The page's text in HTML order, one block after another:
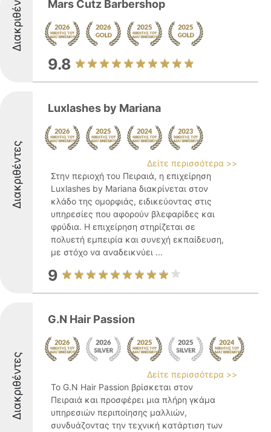
Διακριθέντες Mars Cutz Barbershop
9.8
Διακριθέντες
Luxlashes by Mariana
Δείτε περισσότερα >>
Στην περιοχή του Πειραιά, η επιχείρηση
Luxlashes by Mariana διακρίνεται στον
κλάδο της ομορφιάς, ειδικεύοντας στις
υπηρεσίες που αφορούν βλεφαρίδες και
φρύδια. Η επιχείρηση στηρίζεται σε
πολυετή εμπειρία και συνεχή εκπαίδευση,
με στόχο να αναδεικνύει ...
9
Διακριθέντες
G.N Hair Passion
Δείτε περισσότερα >>
Το G.N Hair Passion βρίσκεται στον
Πειραιά και προσφέρει μια πλήρη γκάμα
υπηρεσιών περιποίησης μαλλιών,
συνδυάζοντας την τεχνική κατάρτιση των